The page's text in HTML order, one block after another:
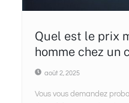
Quel est le prix
homme chez un
août 2, 2025
Vous vous demandez